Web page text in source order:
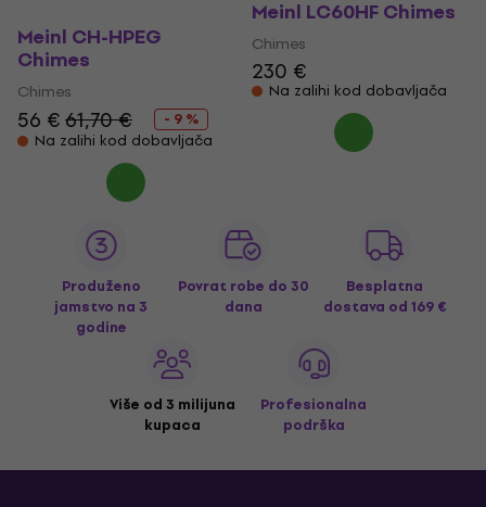
Meinl CH-HPEG
Chimes
Chimes
56 €61,70 €
- 9 %
Na zalihi kod dobavljača
Meinl LC60HF Chimes
Chimes
230 €
Na zalihi kod dobavljača
Produženo
jamstvo na 3
godine
Povrat robe do 30
dana
Besplatna
dostava od 169 €
Više od 3 milijuna
kupaca
Profesionalna
podrška